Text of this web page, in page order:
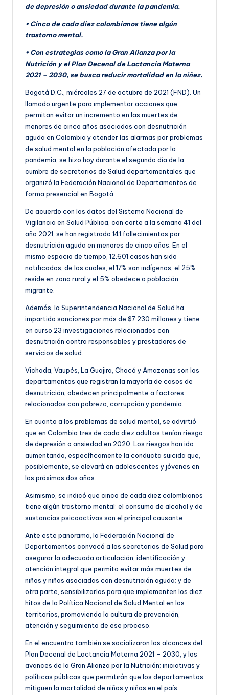
de depresión o ansiedad durante la pandemia.
• Cinco de cada diez colombianos tiene algún
trastorno mental.
• Con estrategias como la Gran Alianza por la
Nutrición y el Plan Decenal de Lactancia Materna
2021 – 2030, se busca reducir mortalidad en la niñez.
Bogotá D.C., miércoles 27 de octubre de 2021 (FND). Un
llamado urgente para implementar acciones que
permitan evitar un incremento en las muertes de
menores de cinco años asociadas con desnutrición
aguda en Colombia y atender las alarmas por problemas
de salud mental en la población afectada por la
pandemia, se hizo hoy durante el segundo día de la
cumbre de secretarios de Salud departamentales que
organizó la Federación Nacional de Departamentos de
forma presencial en Bogotá.
De acuerdo con los datos del Sistema Nacional de
Vigilancia en Salud Pública, con corte a la semana 41 del
año 2021, se han registrado 141 fallecimientos por
desnutrición aguda en menores de cinco años. En el
mismo espacio de tiempo, 12.601 casos han sido
notificados, de los cuales, el 17% son indígenas, el 25%
reside en zona rural y el 5% obedece a población
migrante.
Además, la Superintendencia Nacional de Salud ha
impartido sanciones por más de $7.230 millones y tiene
en curso 23 investigaciones relacionados con
desnutrición contra responsables y prestadores de
servicios de salud.
Vichada, Vaupés, La Guajira, Chocó y Amazonas son los
departamentos que registran la mayoría de casos de
desnutrición; obedecen principalmente a factores
relacionados con pobreza, corrupción y pandemia.
En cuanto a los problemas de salud mental, se advirtió
que en Colombia tres de cada diez adultos tenían riesgo
de depresión o ansiedad en 2020. Los riesgos han ido
aumentando, específicamente la conducta suicida que,
posiblemente, se elevará en adolescentes y jóvenes en
los próximos dos años.
Asimismo, se indicó que cinco de cada diez colombianos
tiene algún trastorno mental; el consumo de alcohol y de
sustancias psicoactivas son el principal causante.
Ante este panorama, la Federación Nacional de
Departamentos convocó a los secretarios de Salud para
asegurar la adecuada articulación, identificación y
atención integral que permita evitar más muertes de
niños y niñas asociadas con desnutrición aguda; y de
otra parte, sensibilizarlos para que implementen los diez
hitos de la Política Nacional de Salud Mental en los
territorios, promoviendo la cultura de prevención,
atención y seguimiento de ese proceso.
En el encuentro también se socializaron los alcances del
Plan Decenal de Lactancia Materna 2021 – 2030, y los
avances de la Gran Alianza por la Nutrición; iniciativas y
políticas públicas que permitirán que los departamentos
mitiguen la mortalidad de niños y niñas en el país.